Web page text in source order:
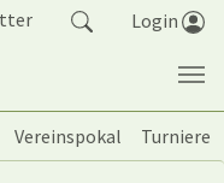
Login
Vereinspokal
Turniere